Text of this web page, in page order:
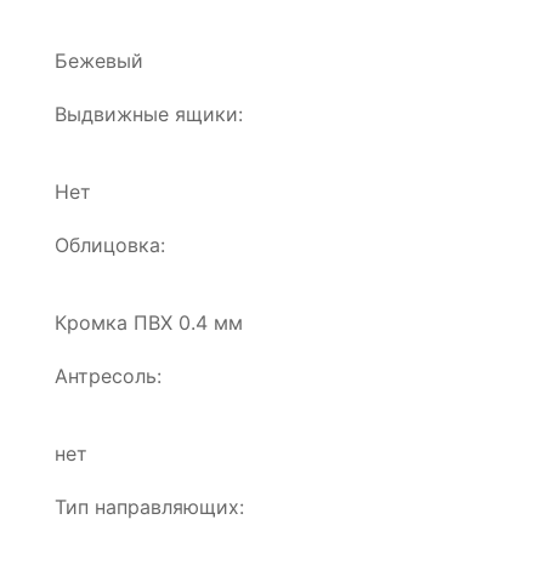
Бежевый
Выдвижные ящики:
Нет
Облицовка:
Кромка ПВХ 0.4 мм
Антресоль:
нет
Тип направляющих: